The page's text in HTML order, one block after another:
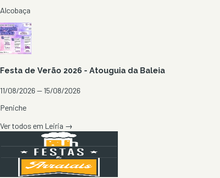
Alcobaça
Festa de Verão 2026 - Atouguia da Baleia
11/08/2026 — 15/08/2026
Peniche
Ver todos em Leiria →